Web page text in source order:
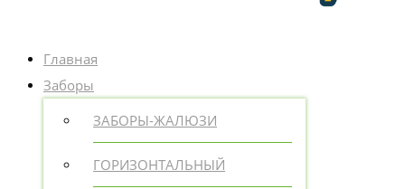
Главная
Заборы
ЗАБОРЫ-ЖАЛЮЗИ
ГОРИЗОНТАЛЬНЫЙ